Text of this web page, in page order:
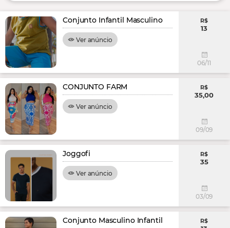
Conjunto Infantil Masculino
Ver anúncio
R$
13
06/11
CONJUNTO FARM
Ver anúncio
R$
35,00
09/09
Joggofi
Ver anúncio
R$
35
03/09
Conjunto Masculino Infantil R$